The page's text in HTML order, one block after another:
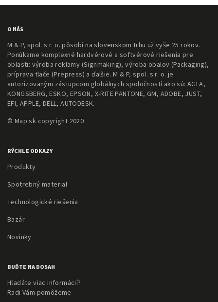
O NÁS
M & P, spol. s r. o. pôsobí na slovenskom trhu už vyše 25 rokov.
Ponúkame komplexné hardvérové a softvérové riešenia pre
oblasti: výroba reklamy (Signmaking), výroba obalov (Packaging),
príprava tlače (Prepress) a ďalšie. M & P, spol. s r. o. je
autorizovaným zástupcom globálnych spoločností ako sú: AGFA,
KONGSBERG, ESKO, EPSON, X-RITE PANTONE, GM, ADOBE, JUST,
EFI, APPLE, DELL, AUTODESK.
© Map.sk copyright 2020
RÝCHLE ODKAZY
Produkty
Spotrebný material
Technologické riešenia
Bazár
Novinky
BUĎTE NA DOSAH
Hľadáte viac informácií?
Radi Vám pomôžeme